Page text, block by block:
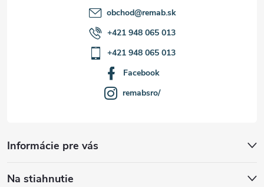
Informácie pre vás
Na stiahnutie
obchod@remab.sk
+421 948 065 013
+421 948 065 013
Facebook
remabsro/